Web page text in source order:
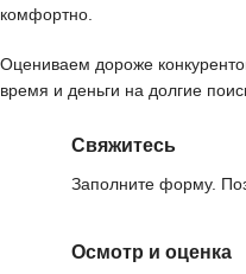
комфортно.
Оцениваем дороже
время и деньги на долгие
Свяжитесь
Заполните форму.
Осмотр и оценка